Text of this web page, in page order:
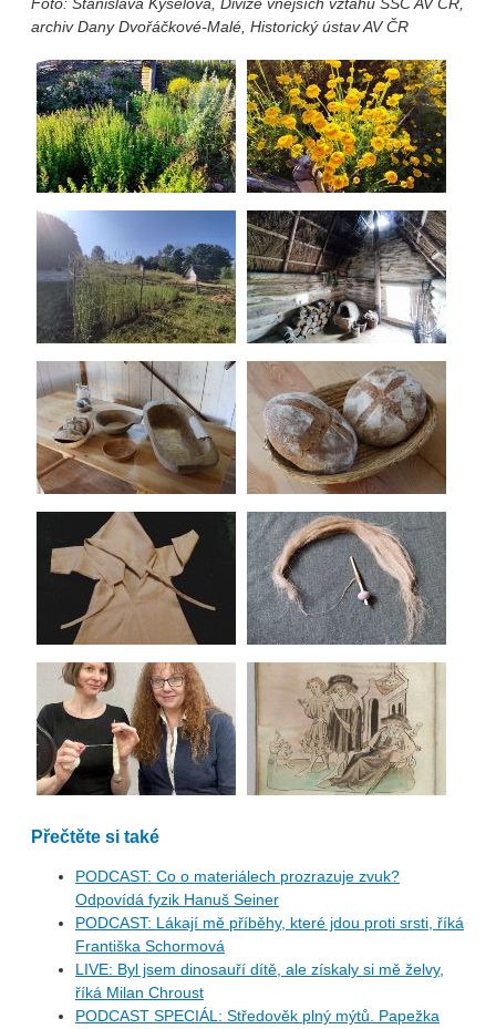
Foto: Stanislava Kyselová, Divize vnějších vztahů SSČ AV ČR,
archiv Dany Dvořáčkové-Malé, Historický ústav AV ČR
Přečtěte si také
PODCAST: Co o materiálech prozrazuje zvuk?
Odpovídá fyzik Hanuš Seiner
PODCAST: Lákají mě příběhy, které jdou proti srsti, říká
Františka Schormová
LIVE: Byl jsem dinosauří dítě, ale získaly si mě želvy,
říká Milan Chroust
PODCAST SPECIÁL: Středověk plný mýtů. Papežka